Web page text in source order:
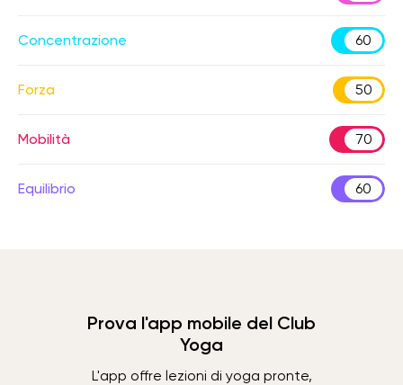
Concentrazione 60
Forza 50
Mobilità 70
Equilibrio 60
Prova l'app mobile del Club
Yoga
L'app offre lezioni di yoga pronte,